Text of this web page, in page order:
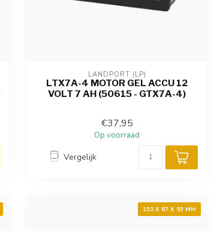
LANDPORT (LP)
LTX7A-4 MOTOR GEL ACCU 12
VOLT 7 AH (50615 - GTX7A-4)
€37,95
Op voorraad
Vergelijk
150 X 87 X 93 MM